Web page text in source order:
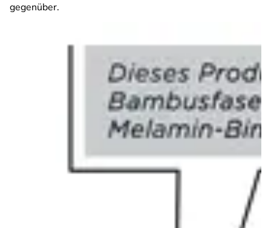
gegenüber.